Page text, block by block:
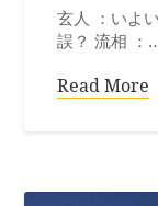
玄人 ：いよ
誤？ 流相 ：
Read More